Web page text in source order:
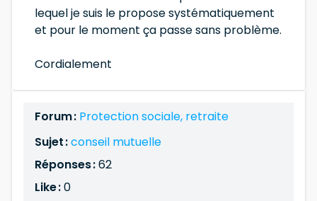
lequel je suis le propose systématiquement
et pour le moment ça passe sans problème.
Cordialement
Forum : Protection sociale, retraite
Sujet :conseil mutuelle
Réponses :62
Like :0